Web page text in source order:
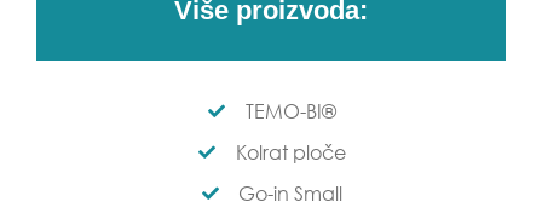
Više proizvoda:
TEMO-BI®
Kolrat ploče
Go-in Small